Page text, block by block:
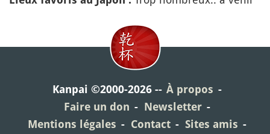
Kanpai ©2000-2026
À propos
Faire un don
Newsletter
Mentions légales
Contact Sites amis